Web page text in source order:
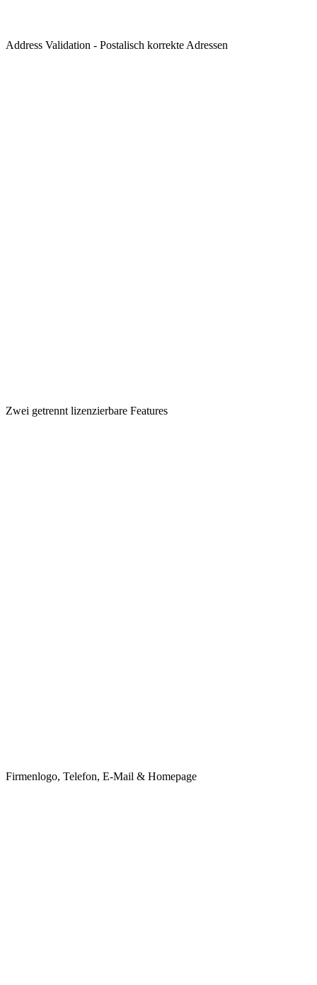
Address Validation - Postalisch korrekte Adressen
Zwei getrennt lizenzierbare Features
Firmenlogo, Telefon, E-Mail & Homepage